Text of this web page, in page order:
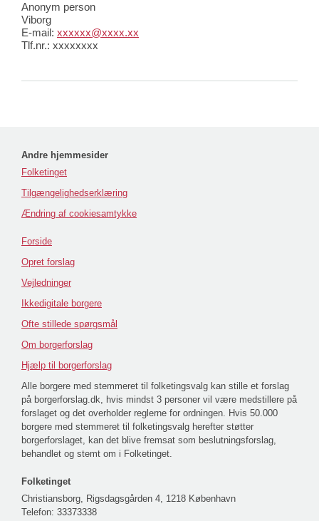
Anonym person
Viborg
E-mail: xxxxxx@xxxx.xx
Tlf.nr.: xxxxxxxx
Andre hjemmesider
Folketinget
Tilgængelighedserklæring
Ændring af cookiesamtykke
Forside
Opret forslag
Vejledninger
Ikkedigitale borgere
Ofte stillede spørgsmål
Om borgerforslag
Hjælp til borgerforslag
Alle borgere med stemmeret til folketingsvalg kan stille et forslag
på borgerforslag.dk, hvis mindst 3 personer vil være medstillere på
forslaget og det overholder reglerne for ordningen. Hvis 50.000
borgere med stemmeret til folketingsvalg herefter støtter
borgerforslaget, kan det blive fremsat som beslutningsforslag,
behandlet og stemt om i Folketinget.
Folketinget
Christiansborg, Rigsdagsgården 4, 1218 København
Telefon: 33373338